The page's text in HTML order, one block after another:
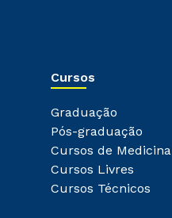
Cursos
Graduação
Pós-graduação
Cursos de Medicina
Cursos Livres
Cursos Técnicos